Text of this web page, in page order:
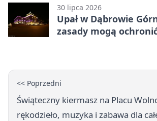
30 lipca 2026
Upał w Dąbrowie
zasady mogą
<< Poprzedni
Świąteczny kiermasz na Placu
rękodzieło, muzyka i zabawa dla